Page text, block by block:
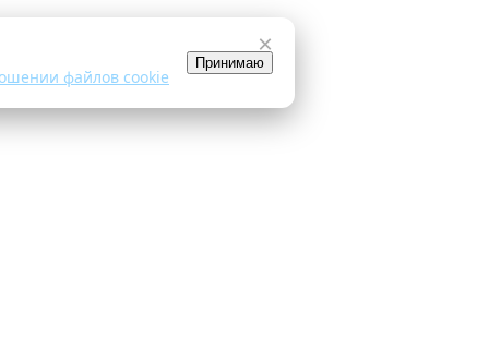
×
файлов cookie
Принимаю